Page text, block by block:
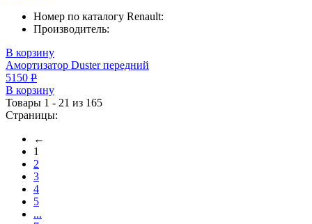
Номер по каталогу Renault:
Производитель:
В корзину
Амортизатор Duster передний
5150 Р
В корзину
Товары 1 - 21 из 165
Страницы:
←
1
2
3
4
5
...